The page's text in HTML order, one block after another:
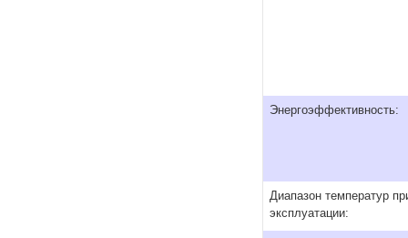
Энергоэффективность:
Диапазон температур
эксплуатации: